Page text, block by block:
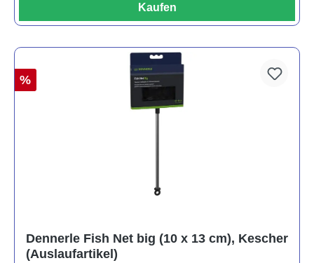
Kaufen
%
Dennerle Fish Net big (10 x 13 cm), Kescher
(Auslaufartikel)